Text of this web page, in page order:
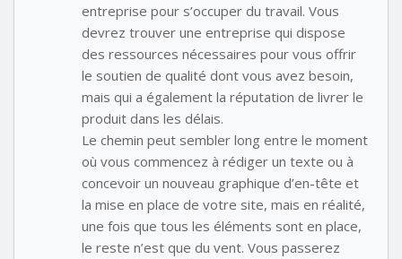
entreprise pour s’occuper du travail. Vous
devrez trouver une entreprise qui dispose
des ressources nécessaires pour vous offrir
le soutien de qualité dont vous avez besoin,
mais qui a également la réputation de livrer le
produit dans les délais.
Le chemin peut sembler long entre le moment
où vous commencez à rédiger un texte ou à
concevoir un nouveau graphique d’en-tête et
la mise en place de votre site, mais en réalité,
une fois que tous les éléments sont en place,
le reste n’est que du vent. Vous passerez